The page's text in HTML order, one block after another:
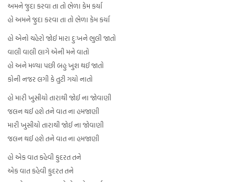
અમને જુદા કરવા તા તો ભેળા કેમ કર્યા
હો અમને જુદા કરવા તા તો ભેળા કેમ કર્યા
હો એનો ચહેરો જોઈ મારા દુઃખને ભુલી જાતો
વાલી વાલી લાગે એની મને વાતો
હો અને મળ્યા પછી બહુ ખુશ થઈ જાતો
કોની નજર લગી કે તુટી ગયો નાતો
હો મારી ખુસીયો તારાથી જોઈ ના જોવાણી
જલન થઈ હશે તને વાત ના હમજાણી
મારી ખુસીયો તારાથી જોઈ ના જોવાણી
જલન થઈ હશે તને વાત ના હમજાણી
હો એક વાત કહેવી કુદરત તને
એક વાત કહેવી કુદરત તને